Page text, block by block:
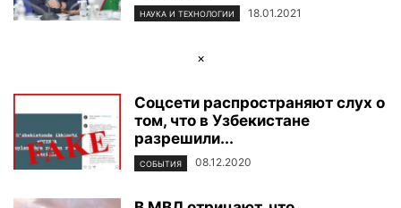
НАУКА И ТЕХНОЛОГИИ 18.01.2021
×
Соцсети распространяют слух о
том, что в Узбекистане
разрешили...
СОБЫТИЯ 08.12.2020